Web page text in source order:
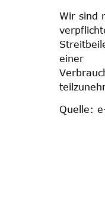
Wir sind
einer
Quelle: